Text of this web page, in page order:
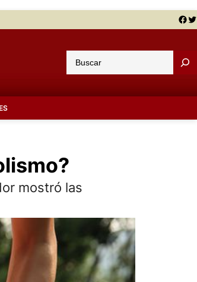
Facebook Twitter
u
a
mostró las